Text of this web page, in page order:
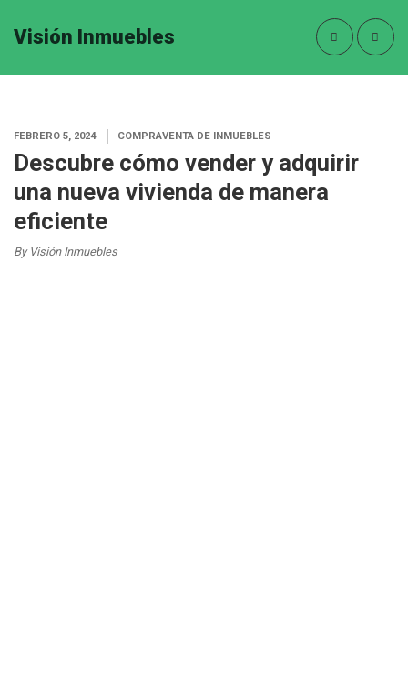
Visión Inmuebles
FEBRERO 5, 2024 COMPRAVENTA DE INMUEBLES
Descubre cómo vender y adquirir
una nueva vivienda de manera
eficiente
By Visión Inmuebles